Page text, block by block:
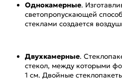
Однокамерные.
светопропускающей
стеклами создается
Двухкамерные.
стекол, между которыми
1 см. Двойные